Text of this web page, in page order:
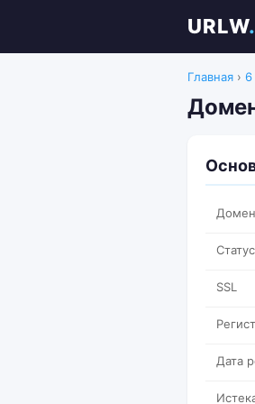
URLW
Главная › 6
Домен
Статус
SSL
Дата